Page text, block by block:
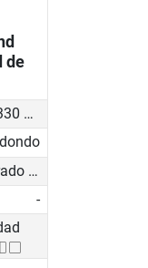
de
desde 330 cm
Empotrado en el suelo
-